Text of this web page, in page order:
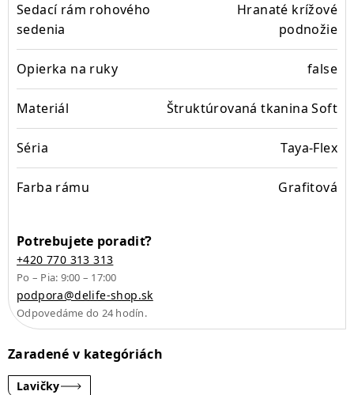
Sedací rám rohového
sedenia
Hranaté krížové
podnožie
Opierka na ruky false
Materiál Štruktúrovaná tkanina Soft
Séria Taya-Flex
Farba rámu Grafitová
Potrebujete poradiť?
+420 770 313 313
Po – Pia: 9:00 – 17:00
podpora@delife-shop.sk
Odpovedáme do 24 hodín.
Zaradené v kategóriách
Lavičky